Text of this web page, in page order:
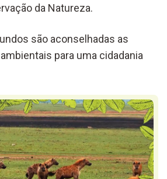
da Natureza.
são aconselhadas as
para uma cidadania